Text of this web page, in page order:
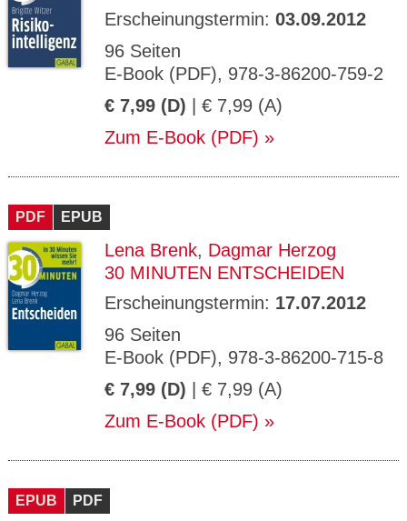
Erscheinungstermin: 03.09.2012
96 Seiten
E-Book (PDF), 978-3-86200-759-2
€ 7,99 (D) | € 7,99 (A)
Zum E-Book (PDF)
PDF EPUB
Lena Brenk, Dagmar Herzog
30 MINUTEN ENTSCHEIDEN
Erscheinungstermin: 17.07.2012
96 Seiten
E-Book (PDF), 978-3-86200-715-8
€ 7,99 (D) | € 7,99 (A)
Zum E-Book (PDF)
EPUB PDF